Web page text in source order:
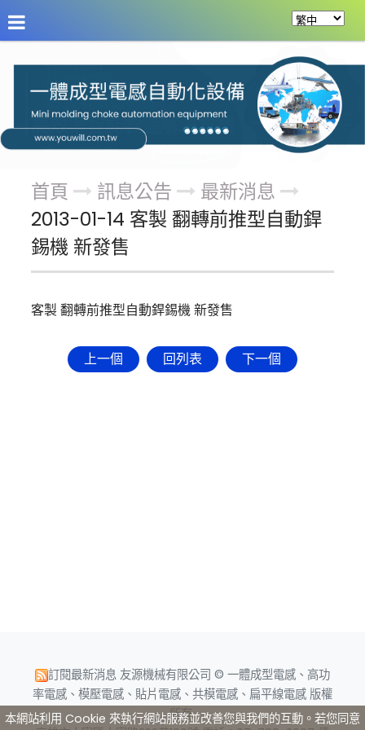
關於友源 訊息公告 產品案例 服務項目
首頁 訊息公告
最新消息
2013-01-14 客製 翻轉前推型自動銲
錫機 新發售
客製 翻轉前推型自動銲錫機 新發售
上一個 回列表 下一個
訂閱最新消息 友源機械有限公司 © 一體成型電感、高功
率電感、模壓電感、貼片電感、共模電感、扁平線電感 版權
所有.
本網站利用 Cookie 來執行網站服務並改善您與我們的互動。若您同意